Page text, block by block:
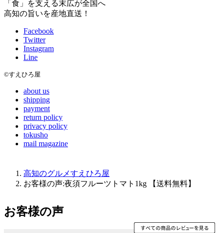
「食」を支える末広が全国へ
高知の旨いを産地直送！
Facebook
Twitter
Instagram
Line
©すえひろ屋
about us
shipping
payment
return policy
privacy policy
tokusho
mail magazine
高知のグルメすえひろ屋
お客様の声:夜須フルーツトマト1kg 【送料無料】
お客様の声